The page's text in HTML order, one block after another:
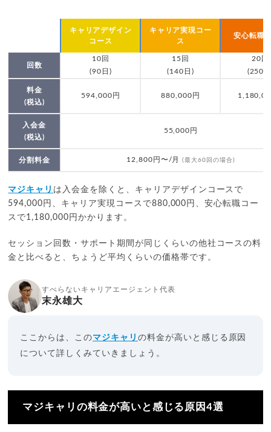
キャリアデザイン
コース
キャリア実現コー
ス
安心転職
回数
10回
(90日)
15回
(140日)
20回
(250
料金
(税込)
594,000円 880,000円
入会金
(税込)
55,000円
分割料金 12,800円〜/月(最大60回の場合)
マジキャリ は入会金を除くと、キャリアデザインコースで
594,000円、キャリア実現コースで880,000円、安心転職コー
スで1,180,000円かかります。
セッション回数・サポート期間が同じくらいの他社コースの料
金と比べると、ちょうど平均くらいの価格帯です。
すべらないキャリアエージェント代表
末永雄大
ここからは、このマジキャリ の料金が高いと感じる原因
について詳しくみていきましょう。
マジキャリの料金が高いと感じる原因4選